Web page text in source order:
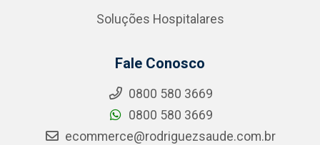
Soluções Hospitalares
Fale Conosco
0800 580 3669
0800 580 3669
ecommerce@rodriguezsaude.com.br